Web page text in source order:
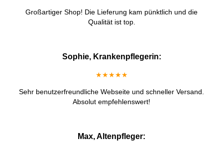
Großartiger Shop! Die Lieferung kam pünktlich und die
Qualität ist top.
Sophie, Krankenpflegerin:
★★★★★
Sehr benutzerfreundliche Webseite und schneller Versand.
Absolut empfehlenswert!
Max, Altenpfleger: